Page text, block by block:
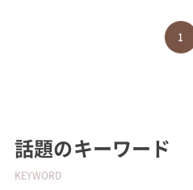
1
話題のキーワード
KEYWORD